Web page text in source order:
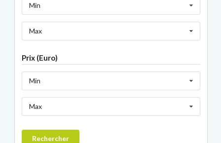
Min
Max
Prix (Euro)
Min
Max
Rechercher